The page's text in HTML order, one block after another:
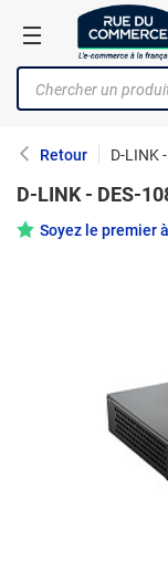
Retour D-LINK
D-LINK - DES-
Soyez le premier